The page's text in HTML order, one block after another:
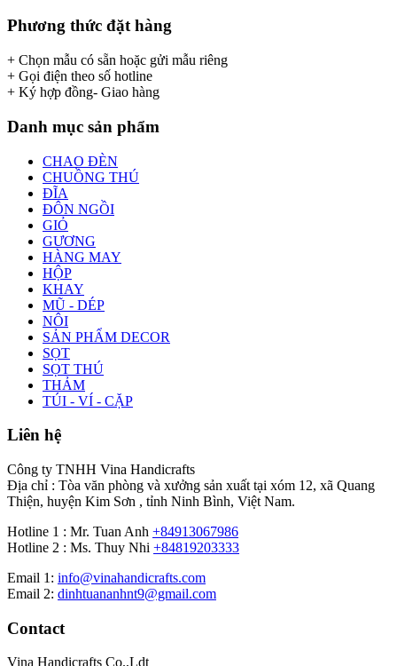
Phương thức đặt hàng
+ Chọn mẫu có sẵn hoặc gửi mẫu riêng
+ Gọi điện theo số hotline
+ Ký hợp đồng- Giao hàng
Danh mục sản phẩm
CHAO ĐÈN
CHUỒNG THÚ
ĐĨA
ĐÔN NGỒI
GIỎ
GƯƠNG
HÀNG MAY
HỘP
KHAY
MŨ - DÉP
NÔI
SẢN PHẨM DECOR
SỌT
SỌT THÚ
THẢM
TÚI - VÍ - CẶP
Liên hệ
Công ty TNHH Vina Handicrafts
Địa chỉ : Tòa văn phòng và xưởng sản xuất tại xóm 12, xã Quang
Thiện, huyện Kim Sơn , tỉnh Ninh Bình, Việt Nam.
Hotline 1 : Mr. Tuan Anh +84913067986
Hotline 2 : Ms. Thuy Nhi +84819203333
Email 1: info@vinahandicrafts.com
Email 2: dinhtuananhnt9@gmail.com
Contact
Vina Handicrafts Co.,Ldt